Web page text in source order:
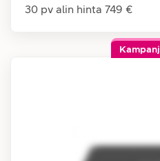
30 pv alin hinta 749 €